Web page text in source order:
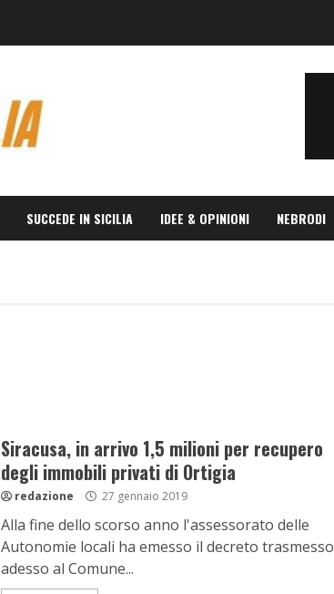
SUCCEDE IN SICILIA IDEE & OPINIONI NEBRODI
Siracusa, in arrivo 1,5 milioni per recupero
degli immobili privati di Ortigia
redazione 27 gennaio 2019
Alla fine dello scorso anno l'assessorato delle
Autonomie locali ha emesso il decreto trasmesso
adesso al Comune...